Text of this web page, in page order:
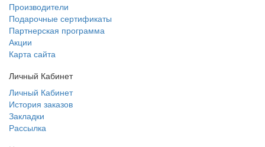
Производители
Подарочные сертификаты
Партнерская программа
Акции
Карта сайта
Личный Кабинет
Личный Кабинет
История заказов
Закладки
Рассылка